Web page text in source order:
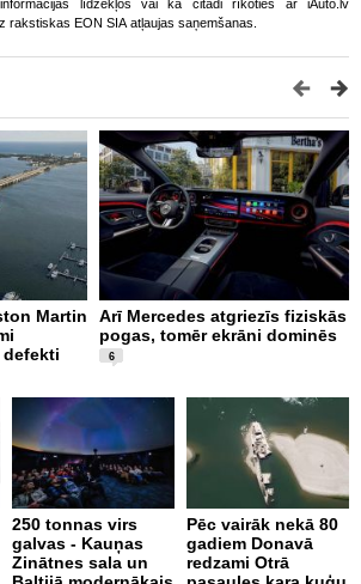
līdzekļos vai kā citādi rīkoties ar iAuto.lv
rakstiskas EON SIA atļaujas saņemšanas.
Martin
Arī Mercedes atgriezīs fiziskās
pogas, tomēr ekrāni dominēs
6
250 tonnas virs
galvas - Kauņas
Zinātnes sala un
Pēc vairāk nekā 80
gadiem Donavā
redzami Otrā